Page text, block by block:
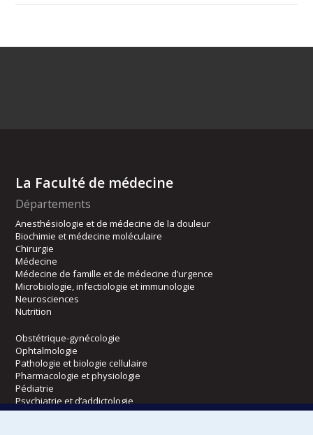
La Faculté de médecine
Départements
Anesthésiologie et de médecine de la douleur
Biochimie et médecine moléculaire
Chirurgie
Médecine
Médecine de famille et de médecine d’urgence
Microbiologie, infectiologie et immunologie
Neurosciences
Nutrition
Obstétrique-gynécologie
Ophtalmologie
Pathologie et biologie cellulaire
Pharmacologie et physiologie
Pédiatrie
Psychiatrie et d’addictologie
Radiologie, radio-oncologie et médecine nucléaire